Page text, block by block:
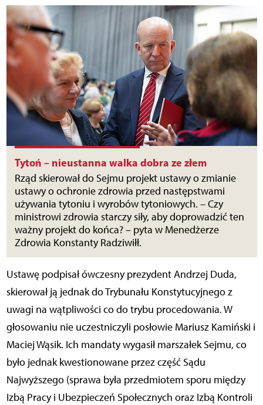
Tytoń – nieustanna walka dobra ze złem
Rząd skierował do Sejmu projekt ustawy o zmianie
ustawy o ochronie zdrowia przed następstwami
używania tytoniu i wyrobów tytoniowych. – Czy
ministrowi zdrowia starczy siły, aby doprowadzić ten
ważny projekt do końca? – pyta w Menedżerze
Zdrowia Konstanty Radziwiłł.
Ustawę podpisał ówczesny prezydent Andrzej Duda,
skierował ją jednak do Trybunału Konstytucyjnego z
uwagi na wątpliwości co do trybu procedowania. W
głosowaniu nie uczestniczyli posłowie Mariusz Kamiński i
Maciej Wąsik. Ich mandaty wygasił marszałek Sejmu, co
było jednak kwestionowane przez część Sądu
Najwyższego (sprawa była przedmiotem sporu między
Izbą Pracy i Ubezpieczeń Społecznych oraz Izbą Kontroli